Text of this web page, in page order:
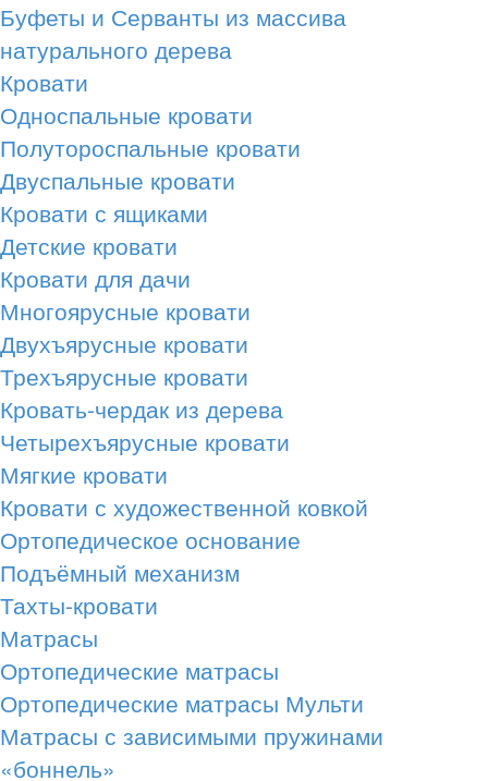
Буфеты и Серванты из массива
натурального дерева
Кровати
Односпальные кровати
Полутороспальные кровати
Двуспальные кровати
Кровати с ящиками
Детские кровати
Кровати для дачи
Многоярусные кровати
Двухъярусные кровати
Трехъярусные кровати
Кровать-чердак из дерева
Четырехъярусные кровати
Мягкие кровати
Кровати с художественной ковкой
Ортопедическое основание
Подъёмный механизм
Тахты-кровати
Матрасы
Ортопедические матрасы
Ортопедические матрасы Мульти
Матрасы с зависимыми пружинами
«боннель»